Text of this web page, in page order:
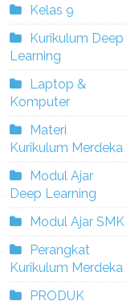
Kelas 9
Kurikulum Deep
Learning
Laptop &
Komputer
Materi
Kurikulum Merdeka
Modul Ajar
Deep Learning
Modul Ajar SMK
Perangkat
Kurikulum Merdeka
PRODUK